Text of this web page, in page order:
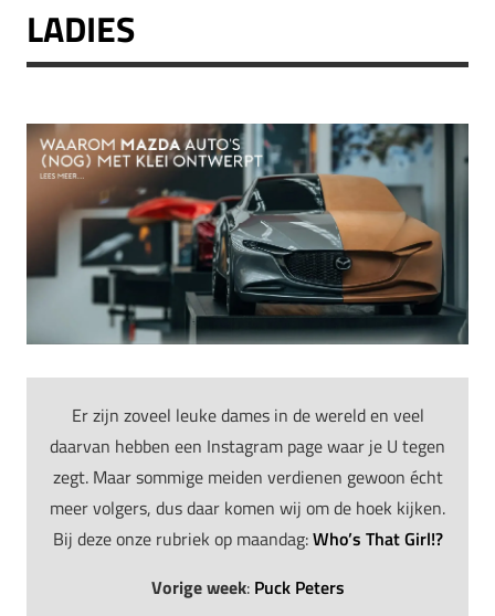
LADIES
Er zijn zoveel leuke dames in de wereld en veel
daarvan hebben een Instagram page waar je U tegen
zegt. Maar sommige meiden verdienen gewoon écht
meer volgers, dus daar komen wij om de hoek kijken.
Bij deze onze rubriek op maandag:Who’s That Girl!?
Vorige week: Puck Peters